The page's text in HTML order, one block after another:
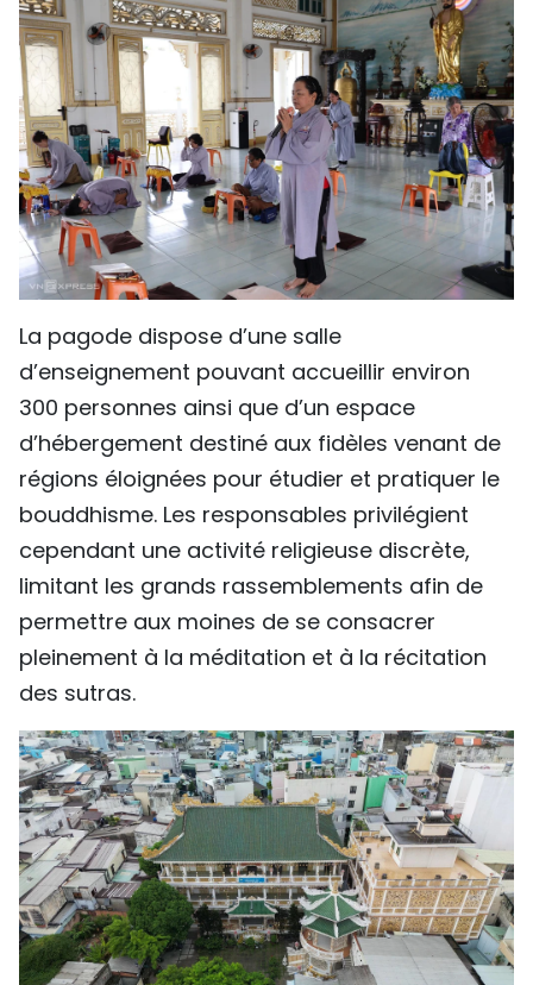
La pagode dispose d’une salle
d’enseignement pouvant accueillir environ
300 personnes ainsi que d’un espace
d’hébergement destiné aux fidèles venant de
régions éloignées pour étudier et pratiquer le
bouddhisme. Les responsables privilégient
cependant une activité religieuse discrète,
limitant les grands rassemblements afin de
permettre aux moines de se consacrer
pleinement à la méditation et à la récitation
des sutras.